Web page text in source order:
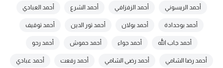
أحمد الريسوني أحمد الزفزافي أحمد الشرع أحمد العبادي
أحمد بوحدادة أحمد بولان أحمد تور الدين أحمد توقيف
أحمد جاب الله أحمد جواء أحمد حموش أحمد رحو
أحمد رضا الشامي أحمد رضى الشامي أحمد رفعت أحمد عبادي